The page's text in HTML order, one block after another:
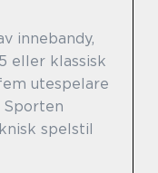
innebandy,
eller klassisk
utespelare
Sporten
spelstil